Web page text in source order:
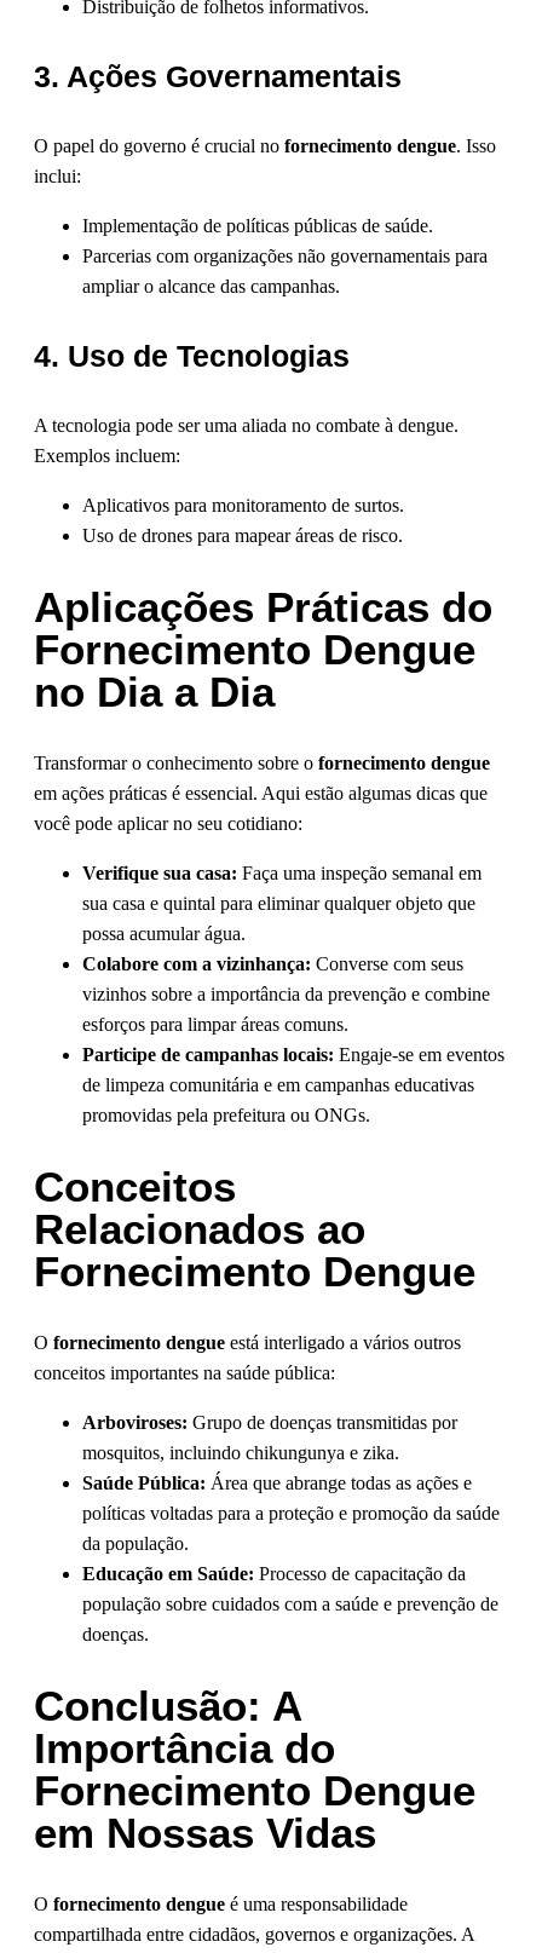
Distribuição de folhetos informativos.
3. Ações Governamentais
O papel do governo é crucial no fornecimento dengue. Isso
inclui:
Implementação de políticas públicas de saúde.
Parcerias com organizações não governamentais para
ampliar o alcance das campanhas.
4. Uso de Tecnologias
A tecnologia pode ser uma aliada no combate à dengue.
Exemplos incluem:
Aplicativos para monitoramento de surtos.
Uso de drones para mapear áreas de risco.
Aplicações Práticas do
Fornecimento Dengue
no Dia a Dia
Transformar o conhecimento sobre o fornecimento dengue
em ações práticas é essencial. Aqui estão algumas dicas que
você pode aplicar no seu cotidiano:
Verifique sua casa: Faça uma inspeção semanal em
sua casa e quintal para eliminar qualquer objeto que
possa acumular água.
Colabore com a vizinhança: Converse com seus
vizinhos sobre a importância da prevenção e combine
esforços para limpar áreas comuns.
Participe de campanhas locais: Engaje-se em eventos
de limpeza comunitária e em campanhas educativas
promovidas pela prefeitura ou ONGs.
Conceitos
Relacionados ao
Fornecimento Dengue
O fornecimento dengue está interligado a vários outros
conceitos importantes na saúde pública:
Arboviroses: Grupo de doenças transmitidas por
mosquitos, incluindo chikungunya e zika.
Saúde Pública: Área que abrange todas as ações e
políticas voltadas para a proteção e promoção da saúde
da população.
Educação em Saúde: Processo de capacitação da
população sobre cuidados com a saúde e prevenção de
doenças.
Conclusão: A
Importância do
Fornecimento Dengue
em Nossas Vidas
O fornecimento dengue é uma responsabilidade
compartilhada entre cidadãos, governos e organizações. A